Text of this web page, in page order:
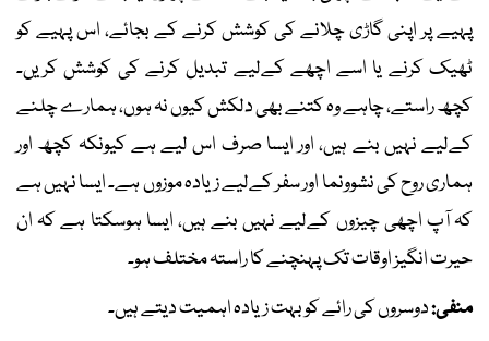
پہیے پر اپنی گاڑی چلانے کی کوشش کرنے کے بجائے، اس پہیے کو
ٹھیک کرنے یا اسے اچھے کےلیے تبدیل کرنے کی کوشش کریں۔
کچھ راستے، چاہے وہ کتنے بھی دلکش کیوں نہ ہوں، ہمارے چلنے
کےلیے نہیں بنے ہیں، اور ایسا صرف اس لیے ہے کیونکہ کچھ اور
ہماری روح کی نشوونما اور سفر کےلیے زیادہ موزوں ہے۔ ایسا نہیں ہے
کہ آپ اچھی چیزوں کےلیے نہیں بنے ہیں، ایسا ہوسکتا ہے کہ ان
حیرت انگیز اوقات تک پہنچنے کا راستہ مختلف ہو۔
منفی:دوسروں کی رائے کو بہت زیادہ اہمیت دیتے ہیں۔